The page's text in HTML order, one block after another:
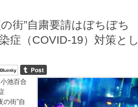
街”自粛要請はぼちぼち
症（COVID-19）対策とし
池百合
の街”自